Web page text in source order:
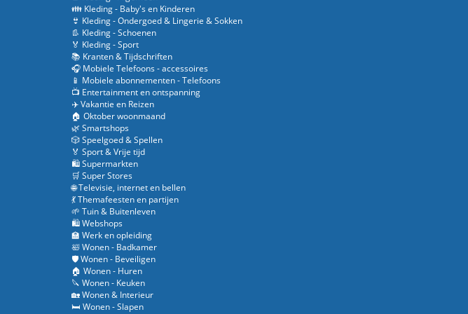
👪 Kleding - Baby's en Kinderen
👙 Kleding - Ondergoed & Lingerie & Sokken
👢 Kleding - Schoenen
🏅 Kleding - Sport
📚 Kranten & Tijdschriften
🎧 Mobiele Telefoons - accessoires
📱 Mobiele abonnementen - Telefoons
📺 Entertainment en ontspanning
✈️ Vakantie en Reizen
🏠 Oktober woonmaand
🌿 Smartshops
🎲 Speelgoed & Spellen
🏅 Sport & Vrije tijd
🛍️ Supermarkten
🛒 Super Stores
🌐 Televisie, internet en bellen
💃 Themafeesten en partijen
🌱 Tuin & Buitenleven
🛍️ Webshops
🏫 Werk en opleiding
🛀 Wonen - Badkamer
🛡️ Wonen - Beveiligen
🏠 Wonen - Huren
🔪 Wonen - Keuken
🏡 Wonen & Interieur
🛏️ Wonen - Slapen